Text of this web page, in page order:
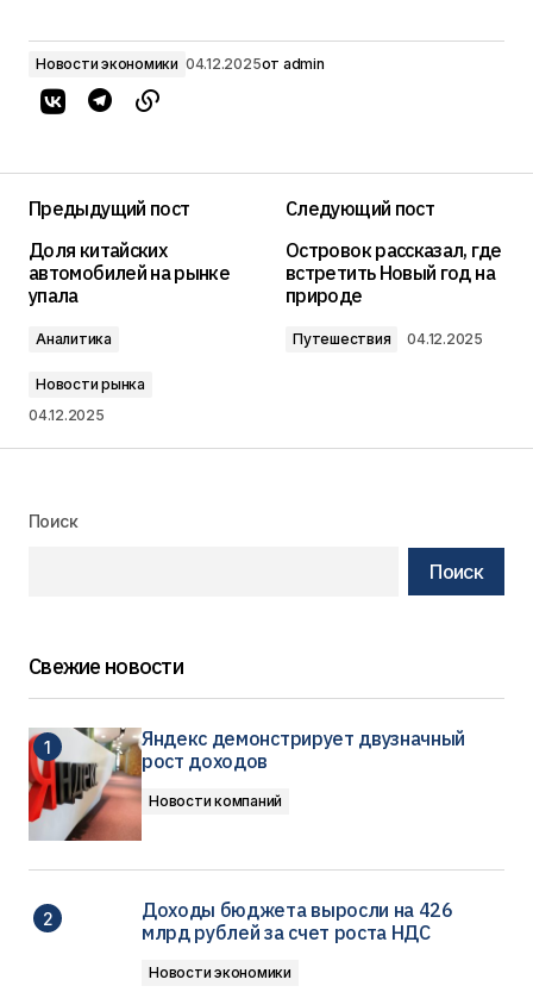
Новости экономики 04.12.2025от admin
Предыдущий пост
Доля китайских
автомобилей на рынке
упала
Аналитика
Новости рынка
04.12.2025
Следующий пост
Островок рассказал, где
встретить Новый год на
природе
Путешествия 04.12.2025
Поиск
Поиск
Свежие новости
Яндекс демонстрирует двузначный
рост доходов
Новости компаний
Доходы бюджета выросли на 426
млрд рублей за счет роста НДС
Новости экономики